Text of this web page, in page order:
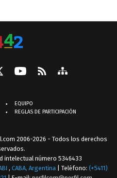
EQUIPO
REGLAS DE PARTICIPACIÓN
2006-2026 - Todos los derechos
intelectual número 5346433
, CABA, Argentina | Teléfono: (+5411)